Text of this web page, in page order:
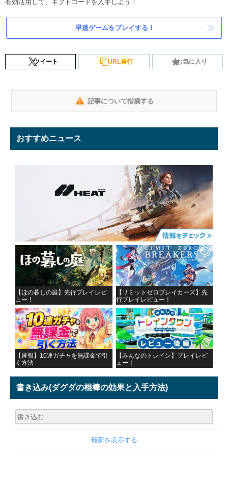
有効活用して、ギフトコードを入手しよう！
早速ゲームをプレイする！
ツイート URL発行 お気に入り
記事について指摘する
おすすめニュース
【ほの暮しの庭】先行プレイレビ
ュー！
【リミットゼロブレイカーズ】先
行プレイレビュー！
【速報】10連ガチャを無課金で引
く方法
【みんなのトレイン】プレイレビ
ュー！
書き込み(ダグダの棍棒の効果と入手方法)
最新を表示する